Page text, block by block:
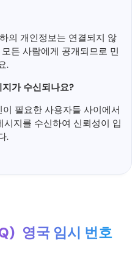
의 개인정보는 연결되지 않
든 사람에게 공개되므로 민
.
가 수신되나요?
필요한 사용자들 사이에서
시지를 수신하여 신뢰성이 입
.
영국 임시 번호